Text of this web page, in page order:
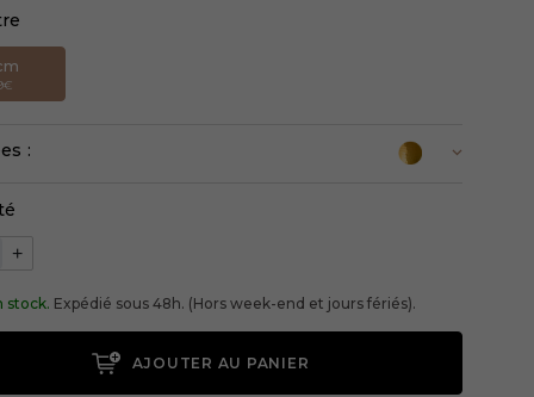
:
+
stock. Expédié sous 48h. (Hors week-end et jours fériés).
AJOUTER AU PANIER